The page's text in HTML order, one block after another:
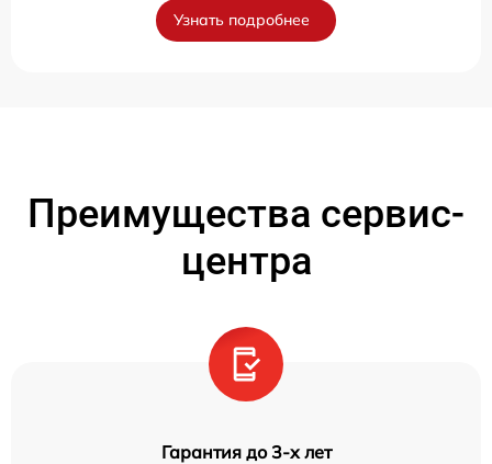
Узнать подробнее
Преимущества сервис-
центра
Гарантия до 3-х лет